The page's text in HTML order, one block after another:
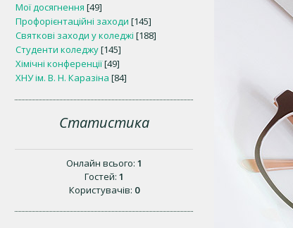
Мої досягнення [49]
Профорієнтаційні заходи [145]
Святкові заходи у коледжі [188]
Студенти коледжу[145]
Хімічні конференції[49]
ХНУ ім. В. Н. Каразіна [84]
Статистика
Онлайн всього: 1
Гостей: 1
Користувачів: 0